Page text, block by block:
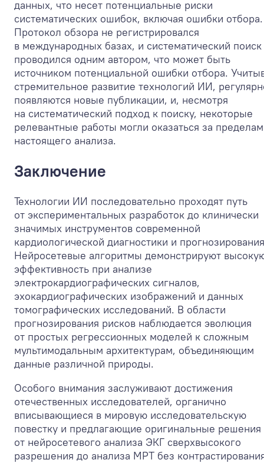
данных, что несет потенциальные риски
систематических ошибок, включая ошибки отбора.
Протокол обзора не регистрировался
в международных базах, и систематический поиск
проводился одним автором, что может быть
источником потенциальной ошибки отбора.
стремительное развитие технологий ИИ,
появляются новые публикации, и, несмотря
на систематический подход к поиску, некоторые
релевантные работы могли оказаться за
настоящего анализа.
Заключение
Технологии ИИ последовательно проходят путь
от экспериментальных разработок до клинически
значимых инструментов современной
кардиологической диагностики и
Нейросетевые алгоритмы демонстрируют
эффективность при анализе
электрокардиографических сигналов,
эхокардиографических изображений и данных
томографических исследований. В области
прогнозирования рисков наблюдается эволюция
от простых регрессионных моделей к сложным
мультимодальным архитектурам, объединяющим
данные различной природы.
Особого внимания заслуживают достижения
отечественных исследователей, органично
вписывающиеся в мировую исследовательскую
повестку и предлагающие оригинальные
от нейросетевого анализа ЭКГ сверхвысокого
разрешения до анализа МРТ без